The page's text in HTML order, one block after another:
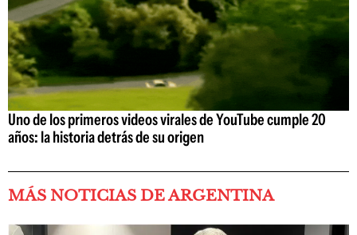
Uno de los primeros videos virales de YouTube cumple 20
años: la historia detrás de su origen
MÁS NOTICIAS DE ARGENTINA